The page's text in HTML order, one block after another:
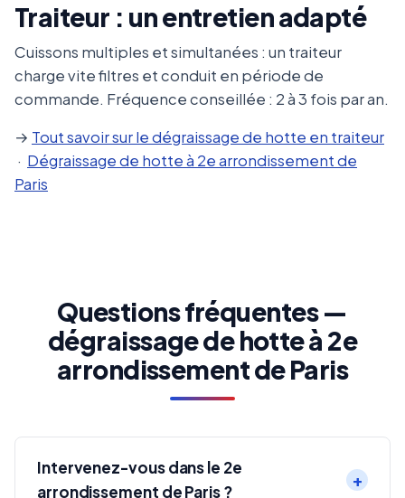
Traiteur : un entretien adapté
Cuissons multiples et simultanées : un traiteur
charge vite filtres et conduit en période de
commande. Fréquence conseillée : 2 à 3 fois par an.
→ Tout savoir sur le dégraissage de hotte en traiteur
· Dégraissage de hotte à 2e arrondissement de
Paris
Questions fréquentes —
dégraissage de hotte à 2e
arrondissement de Paris
Intervenez-vous dans le 2e
arrondissement de Paris ?